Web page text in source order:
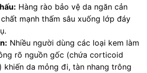
Hàng rào bảo vệ da ngăn cản
mạnh thấm sâu xuống lớp đáy
Nhiều người dùng các loại kem làm
rõ nguồn gốc (chứa corticoid
khiến da mỏng đi, tàn nhang trông